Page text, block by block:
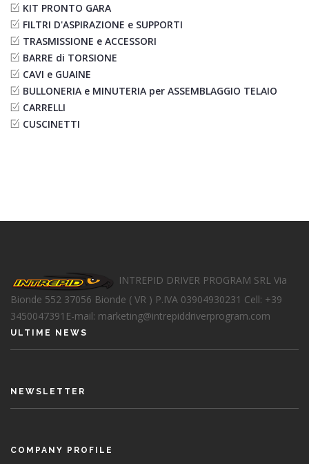
KIT PRONTO GARA
FILTRI D'ASPIRAZIONE e SUPPORTI
TRASMISSIONE e ACCESSORI
BARRE di TORSIONE
CAVI e GUAINE
BULLONERIA e MINUTERIA per ASSEMBLAGGIO TELAIO
CARRELLI
CUSCINETTI
INTREPID DRIVER PROGRAM SRL Via
Bionde 552 37056 Bionde ( VR ) P.IVA 03904930231 Cell: +39
3450047391 E-mail: marketing@intrepiddriverprogram.com
ULTIME NEWS
NEWSLETTER
COMPANY PROFILE